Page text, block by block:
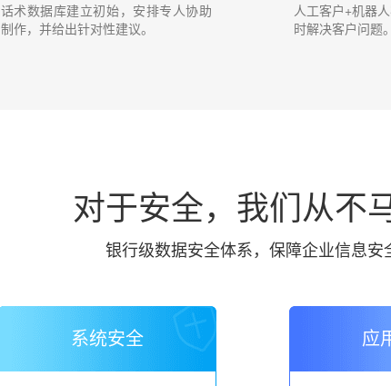
话术数据库建立初始，安排专人协助
制作，并给出针对性建议。
人工客户+机器
时解决客户问题。
对于安全，我们从不
银行级数据安全体系，保障企业信息安
系统安全 应